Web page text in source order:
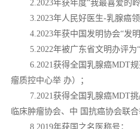
2.2023年获年度“我最喜爱的岭
3.2023年人民好医生-乳腺癌领
4.2023年获中国发明协会“发明
5.2022年被广东省文明办评为“
6.2021获得全国乳腺癌MDT规
瘤质控中心举 办）；
7.2021获得全国乳腺癌MDT挑
临床肿瘤协会、中 国抗癌协会联合
8.2019年获国之名医称号；